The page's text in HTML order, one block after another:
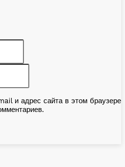
и адрес сайта в этом браузере